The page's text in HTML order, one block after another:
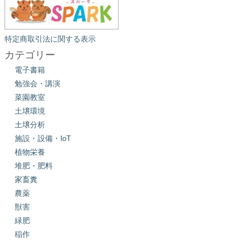
特定商取引法に関する表示
カテゴリー
電子書籍
勉強会・講演
菜園教室
土壌環境
土壌分析
施設・設備・IoT
植物栄養
堆肥・肥料
家畜糞
農薬
獣害
緑肥
稲作